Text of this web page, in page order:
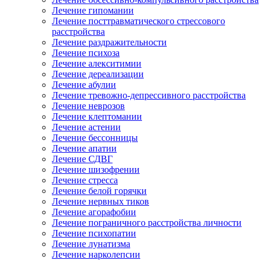
Лечение гипомании
Лечение посттравматического стрессового
расстройства
Лечение раздражительности
Лечение психоза
Лечение алекситимии
Лечение дереализации
Лечение абулии
Лечение тревожно-депрессивного расстройства
Лечение неврозов
Лечение клептомании
Лечение астении
Лечение бессонницы
Лечение апатии
Лечение СДВГ
Лечение шизофрении
Лечение стресса
Лечение белой горячки
Лечение нервных тиков
Лечение агорафобии
Лечение пограничного расстройства личности
Лечение психопатии
Лечение лунатизма
Лечение нарколепсии